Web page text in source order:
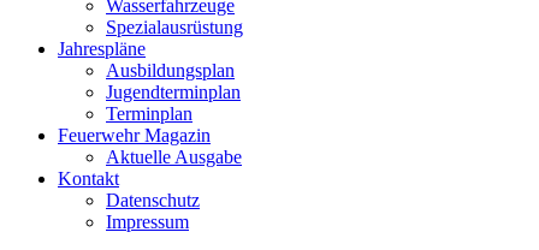
Wasserfahrzeuge
Spezialausrüstung
Jahrespläne
Ausbildungsplan
Jugendterminplan
Terminplan
Feuerwehr Magazin
Aktuelle Ausgabe
Kontakt
Datenschutz
Impressum